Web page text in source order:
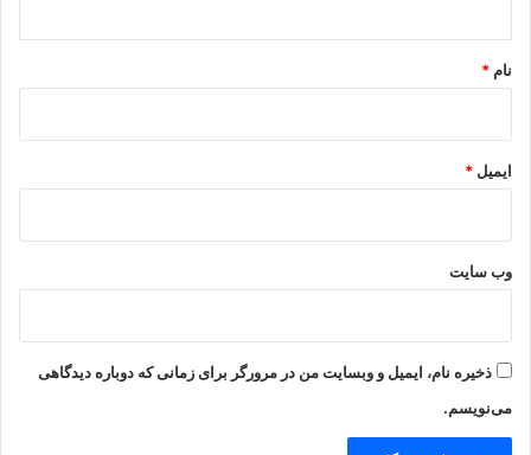
نام *
ایمیل *
وب‌ سایت
ذخیره نام، ایمیل و وبسایت من در مرورگر برای زمانی که دوباره دیدگاهی
می‌نویسم.